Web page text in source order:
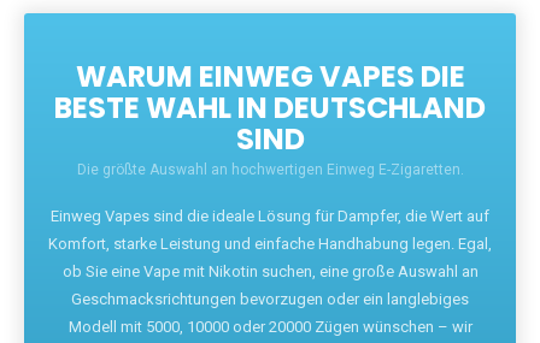
WARUM EINWEG VAPES DIE
BESTE WAHL IN DEUTSCHLAND
SIND
Die größte Auswahl an hochwertigen Einweg E-Zigaretten.
Einweg Vapes sind die ideale Lösung für Dampfer, die Wert auf
Komfort, starke Leistung und einfache Handhabung legen. Egal,
ob Sie eine Vape mit Nikotin suchen, eine große Auswahl an
Geschmacksrichtungen bevorzugen oder ein langlebiges
Modell mit 5000, 10000 oder 20000 Zügen wünschen – wir